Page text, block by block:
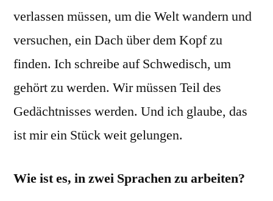
verlassen müssen, um die Welt wandern und
versuchen, ein Dach über dem Kopf zu
finden. Ich schreibe auf Schwedisch, um
gehört zu werden. Wir müssen Teil des
Gedächtnisses werden. Und ich glaube, das
ist mir ein Stück weit gelungen.
Wie ist es, in zwei Sprachen zu arbeiten?